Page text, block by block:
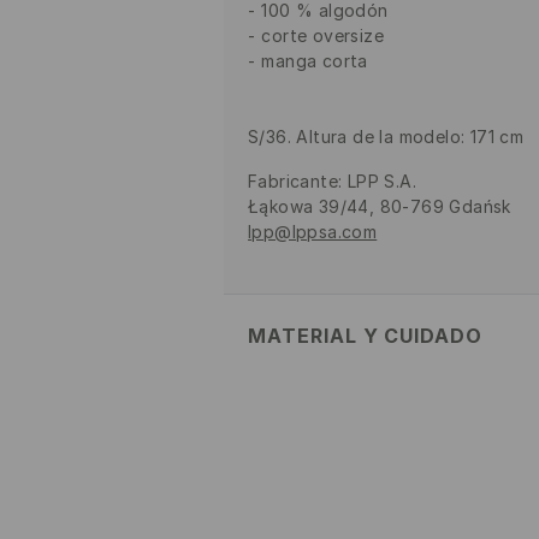
100 % algodón
corte oversize
manga corta
S/36. Altura de la modelo: 171 cm
Fabricante: LPP S.A.
Łąkowa 39/44, 80-769 Gdańsk
lpp@lppsa.com
MATERIAL Y CUIDADO